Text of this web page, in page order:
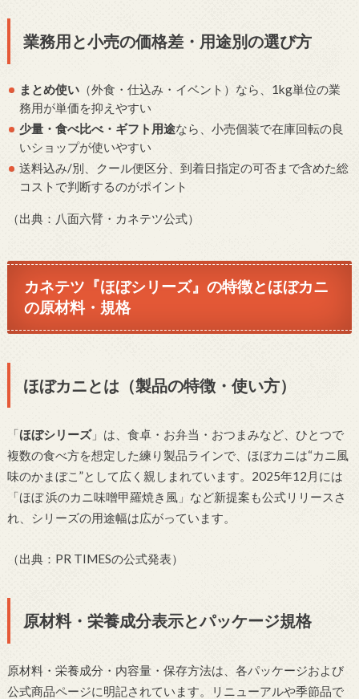
業務用と小売の価格差・用途別の選び方
まとめ使い （外食・仕込み・イベント）なら、1kg単位の業
務用が単価を抑えやすい
少量・食べ比べ・ギフト用途なら、小売個装で在庫回転の良
いショップが使いやすい
送料込み/別、クール便区分、到着日指定の可否まで含めた総
コストで判断するのがポイント
（出典：八面六臂・カネテツ公式）
カネテツ『ほぼシリーズ』の特徴とほぼカニ
の原材料・規格
ほぼカニとは（製品の特徴・使い方）
「ほぼシリーズ」は、食卓・お弁当・おつまみなど、ひとつで
複数の食べ方を想定した練り製品ラインで、ほぼカニは“カニ風
味のかまぼこ”として広く親しまれています。2025年12月には
「ほぼ 浜のカニ味噌甲羅焼き風」など新提案も公式リリースさ
れ、シリーズの用途幅は広がっています。
（出典：PR TIMESの公式発表）
原材料・栄養成分表示とパッケージ規格
原材料・栄養成分・内容量・保存方法は、各パッケージおよび
公式商品ページに明記されています。リニューアルや季節品で